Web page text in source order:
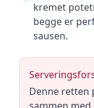
kremet
begge er
sausen.
Denne retten